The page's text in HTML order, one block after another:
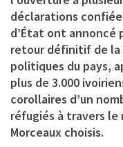
déclarations
d’État ont annoncé
retour définitif de la
politiques du pays,
plus de 3.000
corollaires d’un
réfugiés à travers le
Morceaux choisis.